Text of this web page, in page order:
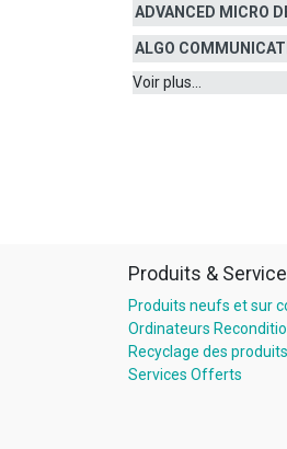
ADVANCED MICRO
ALGO
Voir plus...
Produits &
Produits neufs et sur
Ordinateurs
Recyclage des
Services Offerts